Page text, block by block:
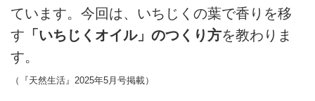
ています。今回は、いちじくの葉で香りを移
す 「いちじくオイル」のつくり方を教わりま
す。
（『天然生活』2025年5月号掲載）